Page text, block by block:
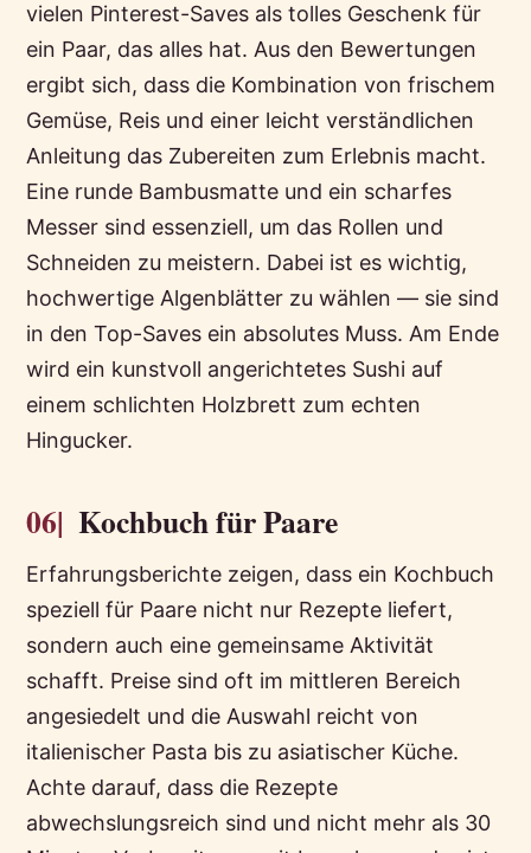
vielen Pinterest-Saves als tolles Geschenk für
ein Paar, das alles hat. Aus den Bewertungen
ergibt sich, dass die Kombination von frischem
Gemüse, Reis und einer leicht verständlichen
Anleitung das Zubereiten zum Erlebnis macht.
Eine runde Bambusmatte und ein scharfes
Messer sind essenziell, um das Rollen und
Schneiden zu meistern. Dabei ist es wichtig,
hochwertige Algenblätter zu wählen — sie sind
in den Top-Saves ein absolutes Muss. Am Ende
wird ein kunstvoll angerichtetes Sushi auf
einem schlichten Holzbrett zum echten
Hingucker.
06| Kochbuch für Paare
Erfahrungsberichte zeigen, dass ein Kochbuch
speziell für Paare nicht nur Rezepte liefert,
sondern auch eine gemeinsame Aktivität
schafft. Preise sind oft im mittleren Bereich
angesiedelt und die Auswahl reicht von
italienischer Pasta bis zu asiatischer Küche.
Achte darauf, dass die Rezepte
abwechslungsreich sind und nicht mehr als 30